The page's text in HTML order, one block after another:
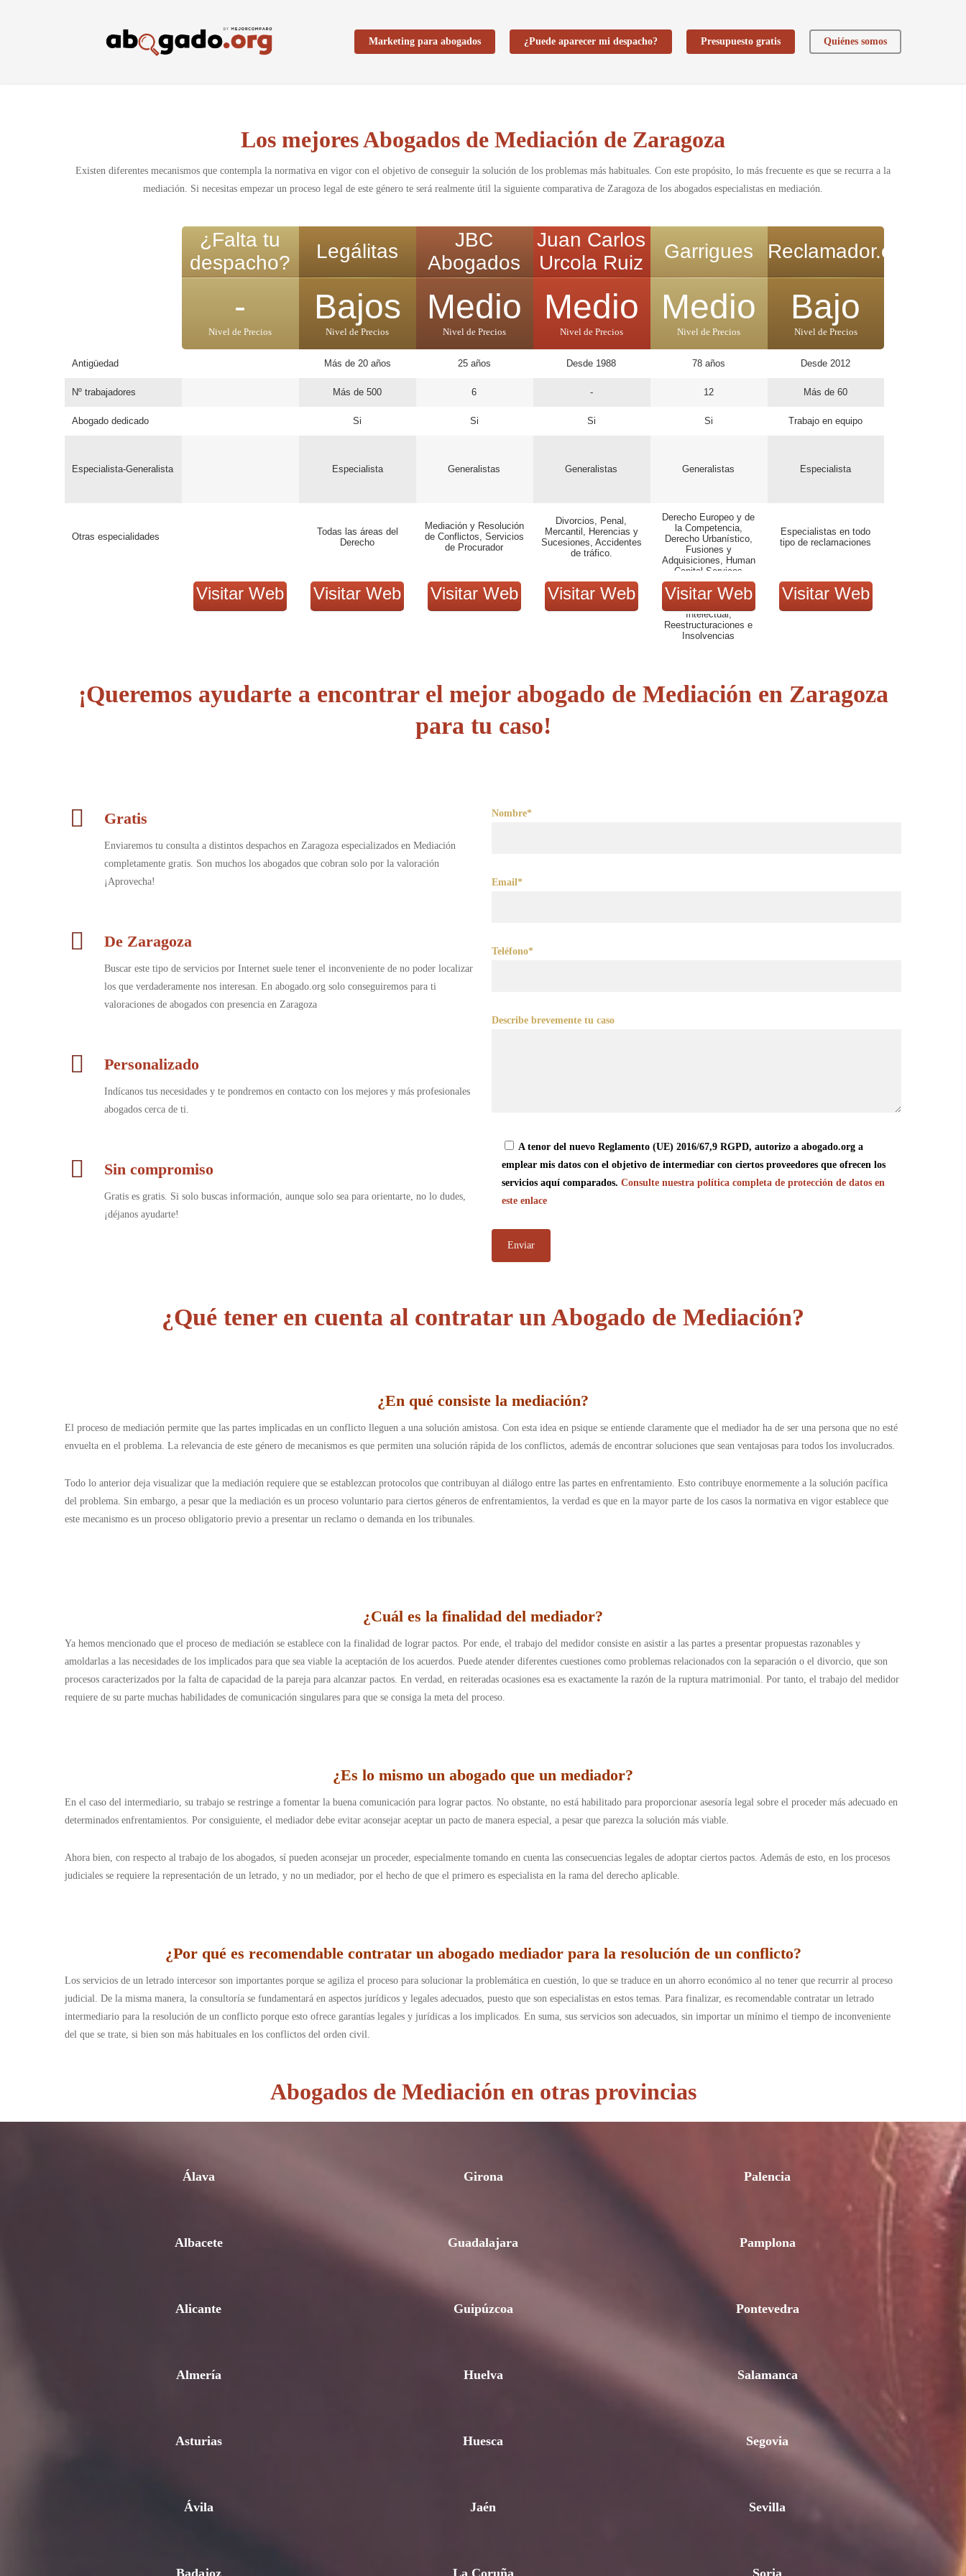
Marketing para abogados ¿Puede aparecer mi despacho? Presupuesto gratis Quiénes somos
Los mejores Abogados de Mediación de Zaragoza
Existen diferentes mecanismos que contempla la normativa en vigor con el objetivo de conseguir la solución de los problemas más habituales. Con este propósito, lo más frecuente es que se recurra a la
mediación. Si necesitas empezar un proceso legal de este género te será realmente útil la siguiente comparativa de Zaragoza de los abogados especialistas en mediación.
Antigüedad
Nº trabajadores
Abogado dedicado
Especialista-Generalista
Otras especialidades
¿Falta tu
despacho?
-
Nivel de Precios
Visitar Web
Legálitas
Bajos
Nivel de Precios
Más de 20 años
Más de 500
Si
Especialista
Todas las áreas del
Derecho
Visitar Web
JBC
Abogados
Medio
Nivel de Precios
25 años
6
Si
Generalistas
Mediación y Resolución
de Conflictos, Servicios
de Procurador
Visitar Web
Juan Carlos
Urcola Ruiz
Medio
Nivel de Precios
Desde 1988
-
Si
Generalistas
Divorcios, Penal,
Mercantil, Herencias y
Sucesiones, Accidentes
de tráfico.
Visitar Web
Garrigues
Medio
Nivel de Precios
78 años
12
Si
Generalistas
Derecho Europeo y de
la Competencia,
Derecho Urbanístico,
Fusiones y
Adquisiciones, Human
Capital Services
Litigación y Arbitraje,
Medio Ambiente,
Intelectual,
Reestructuraciones e
Insolvencias
Visitar Web
Reclamador.es
Bajo
Nivel de Precios
Desde 2012
Más de 60
Trabajo en equipo
Especialista
Especialistas en todo
tipo de reclamaciones
Visitar Web
¡Queremos ayudarte a encontrar el mejor abogado de Mediación en Zaragoza
para tu caso!
Gratis
Enviaremos tu consulta a distintos despachos en Zaragoza especializados en Mediación
completamente gratis. Son muchos los abogados que cobran solo por la valoración
¡Aprovecha!
De Zaragoza
Buscar este tipo de servicios por Internet suele tener el inconveniente de no poder localizar
los que verdaderamente nos interesan. En abogado.org solo conseguiremos para ti
valoraciones de abogados con presencia en Zaragoza
Personalizado
Indícanos tus necesidades y te pondremos en contacto con los mejores y más profesionales
abogados cerca de ti.
Sin compromiso
Gratis es gratis. Si solo buscas información, aunque solo sea para orientarte, no lo dudes,
¡déjanos ayudarte!
Nombre*
Email*
Teléfono*
Describe brevemente tu caso
A tenor del nuevo Reglamento (UE) 2016/67,9 RGPD, autorizo a abogado.org a
emplear mis datos con el objetivo de intermediar con ciertos proveedores que ofrecen los
servicios aquí comparados. Consulte nuestra política completa de protección de datos en
este enlace
¿Qué tener en cuenta al contratar un Abogado de Mediación?
¿En qué consiste la mediación?
El proceso de mediación permite que las partes implicadas en un conflicto lleguen a una solución amistosa. Con esta idea en psique se entiende claramente que el mediador ha de ser una persona que no esté
envuelta en el problema. La relevancia de este género de mecanismos es que permiten una solución rápida de los conflictos, además de encontrar soluciones que sean ventajosas para todos los involucrados.
Todo lo anterior deja visualizar que la mediación requiere que se establezcan protocolos que contribuyan al diálogo entre las partes en enfrentamiento. Esto contribuye enormemente a la solución pacífica
del problema. Sin embargo, a pesar que la mediación es un proceso voluntario para ciertos géneros de enfrentamientos, la verdad es que en la mayor parte de los casos la normativa en vigor establece que
este mecanismo es un proceso obligatorio previo a presentar un reclamo o demanda en los tribunales.
¿Cuál es la finalidad del mediador?
Ya hemos mencionado que el proceso de mediación se establece con la finalidad de lograr pactos. Por ende, el trabajo del medidor consiste en asistir a las partes a presentar propuestas razonables y
amoldarlas a las necesidades de los implicados para que sea viable la aceptación de los acuerdos. Puede atender diferentes cuestiones como problemas relacionados con la separación o el divorcio, que son
procesos caracterizados por la falta de capacidad de la pareja para alcanzar pactos. En verdad, en reiteradas ocasiones esa es exactamente la razón de la ruptura matrimonial. Por tanto, el trabajo del medidor
requiere de su parte muchas habilidades de comunicación singulares para que se consiga la meta del proceso.
¿Es lo mismo un abogado que un mediador?
En el caso del intermediario, su trabajo se restringe a fomentar la buena comunicación para lograr pactos. No obstante, no está habilitado para proporcionar asesoría legal sobre el proceder más adecuado en
determinados enfrentamientos. Por consiguiente, el mediador debe evitar aconsejar aceptar un pacto de manera especial, a pesar que parezca la solución más viable.
Ahora bien, con respecto al trabajo de los abogados, sí pueden aconsejar un proceder, especialmente tomando en cuenta las consecuencias legales de adoptar ciertos pactos. Además de esto, en los procesos
judiciales se requiere la representación de un letrado, y no un mediador, por el hecho de que el primero es especialista en la rama del derecho aplicable.
¿Por qué es recomendable contratar un abogado mediador para la resolución de un conflicto?
Los servicios de un letrado intercesor son importantes porque se agiliza el proceso para solucionar la problemática en cuestión, lo que se traduce en un ahorro económico al no tener que recurrir al proceso
judicial. De la misma manera, la consultoría se fundamentará en aspectos jurídicos y legales adecuados, puesto que son especialistas en estos temas. Para finalizar, es recomendable contratar un letrado
intermediario para la resolución de un conflicto porque esto ofrece garantías legales y jurídicas a los implicados. En suma, sus servicios son adecuados, sin importar un mínimo el tiempo de inconveniente
del que se trate, si bien son más habituales en los conflictos del orden civil.
Abogados de Mediación en otras provincias
Álava
Albacete
Alicante
Almería
Asturias
Ávila
Badajoz
Girona
Guadalajara
Guipúzcoa
Huelva
Huesca
Jaén
La Coruña
Palencia
Pamplona
Pontevedra
Salamanca
Segovia
Sevilla
Soria